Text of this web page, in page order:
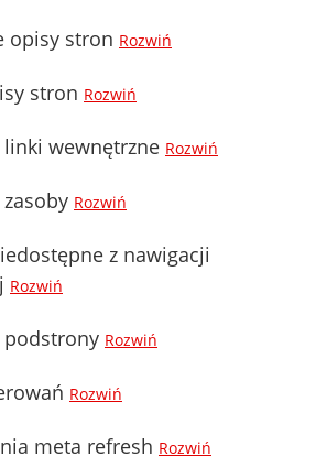
opisy stron Rozwiń
stron Rozwiń
linki wewnętrzne Rozwiń
Rozwiń
z nawigacji
Rozwiń
podstrony Rozwiń
Rozwiń
meta refresh Rozwiń